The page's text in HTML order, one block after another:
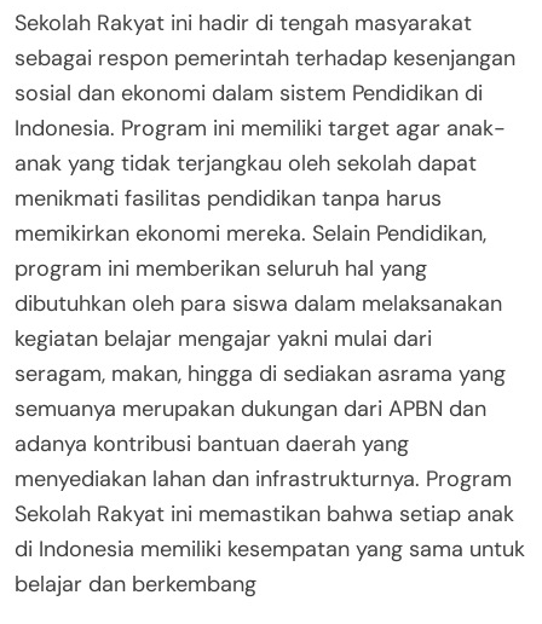
Sekolah Rakyat ini hadir di tengah masyarakat
sebagai respon pemerintah terhadap kesenjangan
sosial dan ekonomi dalam sistem Pendidikan di
Indonesia. Program ini memiliki target agar anak-
anak yang tidak terjangkau oleh sekolah dapat
menikmati fasilitas pendidikan tanpa harus
memikirkan ekonomi mereka. Selain Pendidikan,
program ini memberikan seluruh hal yang
dibutuhkan oleh para siswa dalam melaksanakan
kegiatan belajar mengajar yakni mulai dari
seragam, makan, hingga di sediakan asrama yang
semuanya merupakan dukungan dari APBN dan
adanya kontribusi bantuan daerah yang
menyediakan lahan dan infrastrukturnya. Program
Sekolah Rakyat ini memastikan bahwa setiap anak
di Indonesia memiliki kesempatan yang sama untuk
belajar dan berkembang